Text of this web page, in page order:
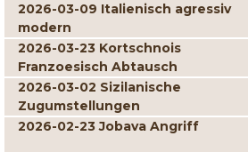
2026-03-09 Italienisch agressiv
modern
2026-03-23 Kortschnois
Franzoesisch Abtausch
2026-03-02 Sizilanische
Zugumstellungen
2026-02-23 Jobava Angriff